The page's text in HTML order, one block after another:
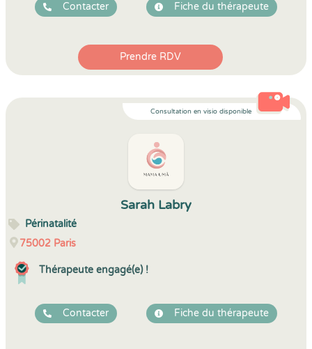
Contacter Fiche du thérapeute
Prendre RDV
Consultation en visio disponible
Sarah Labry
Périnatalité
75002 Paris
Thérapeute engagé(e) !
Contacter Fiche du thérapeute